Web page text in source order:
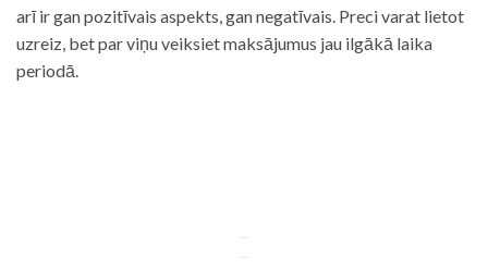
arī ir gan pozitīvais aspekts, gan negatīvais. Preci varat lietot
uzreiz, bet par viņu veiksiet maksājumus jau ilgākā laika
periodā.